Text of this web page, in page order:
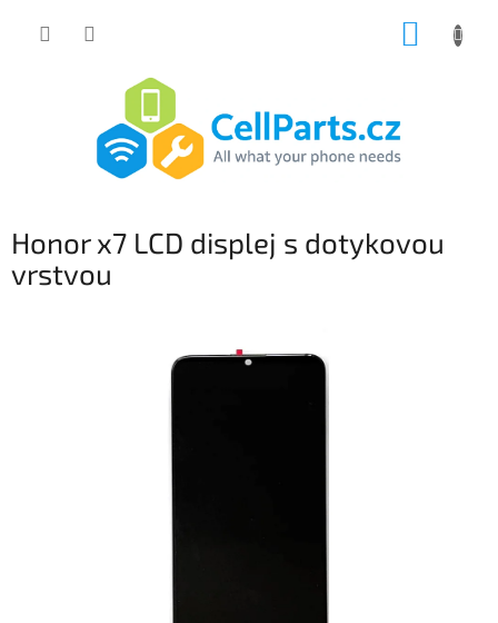
Honor x7 LCD displej s dotykovou
vrstvou